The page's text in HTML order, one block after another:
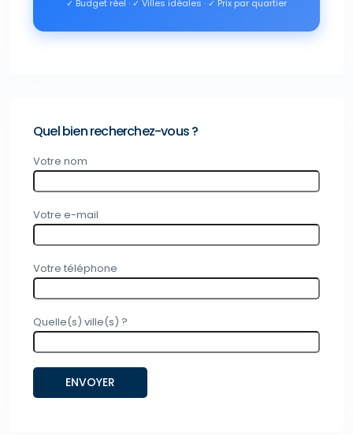
✓ Budget réel · ✓ Villes idéales · ✓ Prix par quartier
Quel bien recherchez-vous ?
Votre nom
Votre e-mail
Votre téléphone
Quelle(s) ville(s) ?